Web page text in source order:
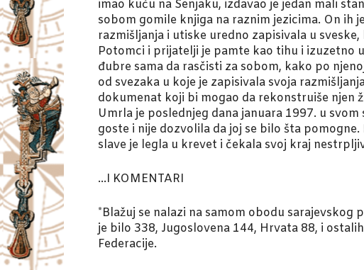
imao kuću na Senjaku, izdavao je jedan mali
sobom gomile knjiga na raznim jezicima. On ih
razmišljanja i utiske uredno zapisivala u
Potomci i prijatelji je pamte kao tihu i izuzetno
đubre sama da rasčisti za sobom, kako po
od svezaka u koje je zapisivala svoja
dokumenat koji bi mogao da rekonstruiše njen
Umrla je poslednjeg dana januara 1997. u
goste i nije dozvolila da joj se bilo šta
slave je legla u krevet i čekala svoj kraj
…I KOMENTARI
*Blažuj se nalazi na samom obodu
je bilo 338, Jugoslovena 144, Hrvata 88, i
Federacije.